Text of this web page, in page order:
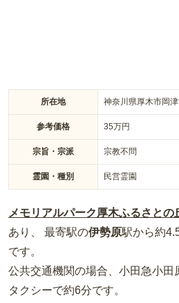
所在地 神奈川県厚木市岡
参考価格 35万円
宗旨・宗派 宗教不問
霊園・種別 民営霊園
メモリアルパーク厚木ふるさとの
あり、 最寄駅の伊勢原駅から約
です。
公共交通機関の場合 、小田急小
タクシーで約6分です。